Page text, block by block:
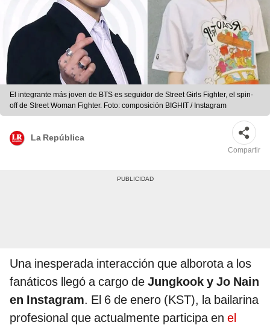
El integrante más joven de BTS es seguidor de Street Girls Fighter, el spin-
off de Street Woman Fighter. Foto: composición BIGHIT / Instagram
La República
Compartir
Una inesperada interacción que alborota a los
fanáticos llegó a cargo de Jungkook y Jo Nain
en Instagram. El 6 de enero (KST), la bailarina
profesional que actualmente participa en el